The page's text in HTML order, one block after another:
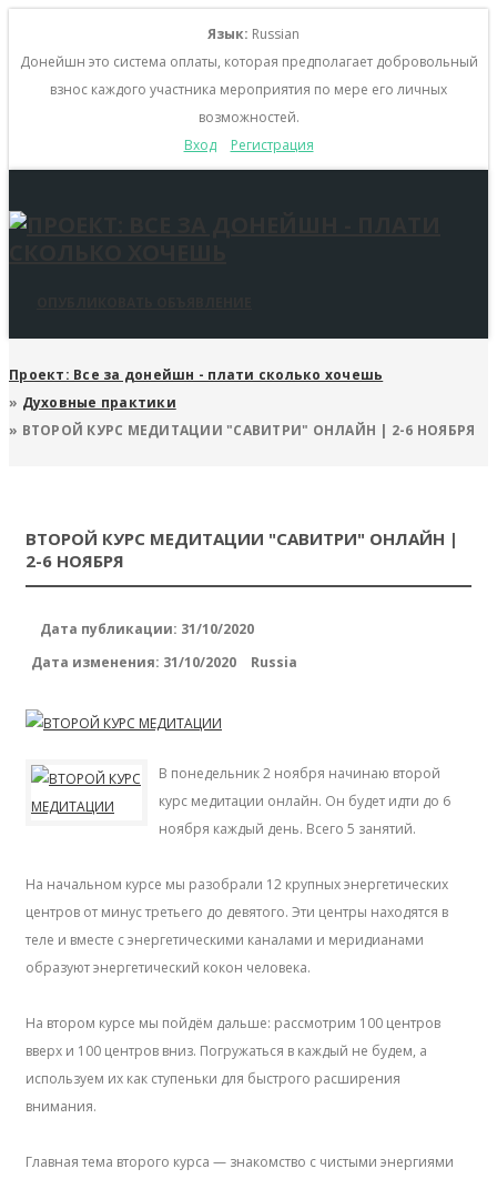
Язык: Russian
Донейшн это система оплаты, которая предполагает добровольный
взнос каждого участника мероприятия по мере его личных
возможностей.
Вход
Регистрация
Проект: Все за донейшн - плати сколько хочешь
» Духовные практики
» ВТОРОЙ КУРС МЕДИТАЦИИ "САВИТРИ" ОНЛАЙН | 2-6 НОЯБРЯ
ВТОРОЙ КУРС МЕДИТАЦИИ "САВИТРИ" ОНЛАЙН |
2-6 НОЯБРЯ
Дата публикации: 31/10/2020
Дата изменения: 31/10/2020 Russia
В понедельник 2 ноября начинаю второй
курс медитации онлайн. Он будет идти до 6
ноября каждый день. Всего 5 занятий.
На начальном курсе мы разобрали 12 крупных энергетических
центров от минус третьего до девятого. Эти центры находятся в
теле и вместе с энергетическими каналами и меридианами
образуют энергетический кокон человека.
На втором курсе мы пойдём дальше: рассмотрим 100 центров
вверх и 100 центров вниз. Погружаться в каждый не будем, а
используем их как ступеньки для быстрого расширения
внимания.
Главная тема второго курса — знакомство с чистыми энергиями